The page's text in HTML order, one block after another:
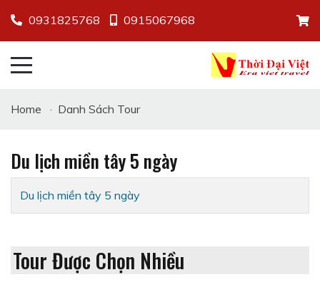
0931825768 0915067968
Home · Danh Sách Tour
Du lịch miền tây 5 ngày
Du lịch miền tây 5 ngày
Tour Được Chọn Nhiều